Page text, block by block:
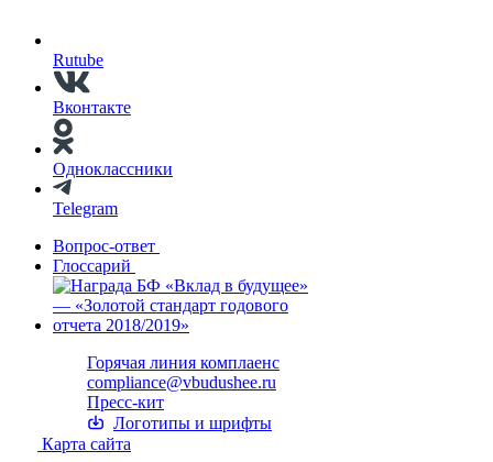
Rutube
Вконтакте
Одноклассники
Telegram
Вопрос-ответ
Глоссарий
Горячая линия комплаенс
compliance@vbudushee.ru
Пресс-кит
Логотипы и шрифты
Карта сайта